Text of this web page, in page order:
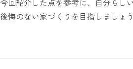
後悔のない家づくりを目指しましょう